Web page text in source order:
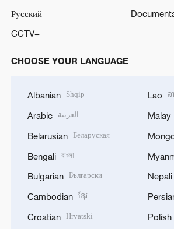
Русский
CCTV+
CHOOSE YOUR LANGUAGE
Albanian Shqip
Arabic العربية
Belarusian Беларуская
Bengali বাংলা
Bulgarian Български
Cambodian ខ្មែរ
Croatian Hrvatski
Lao ລ
Malay
Nepali
Polish